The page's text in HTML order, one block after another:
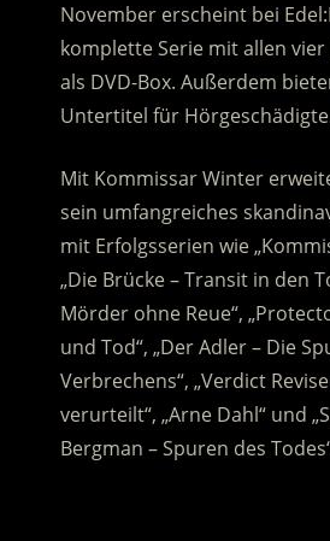
November erscheint bei
komplette Serie mit allen
als DVD-Box. Außerdem
Untertitel für
Mit Kommissar Winter
sein umfangreiches
mit Erfolgsserien wie
„Die Brücke – Transit in den
Mörder ohne Reue“,
und Tod“, „Der Adler – Die
Verbrechens“, „Verdict
verurteilt“, „Arne Dahl“ und
Bergman – Spuren des